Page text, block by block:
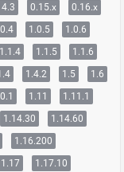
0.15.x
0.16.x
1.0.5
1.0.6
1.1.4 1.1.5
1.1.6
1.4.2 1.5
1.6
1.11
1.11.1
1.14.30
1.14.60
1.16.200
1.17
1.17.10